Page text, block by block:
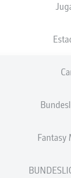
Fantasy